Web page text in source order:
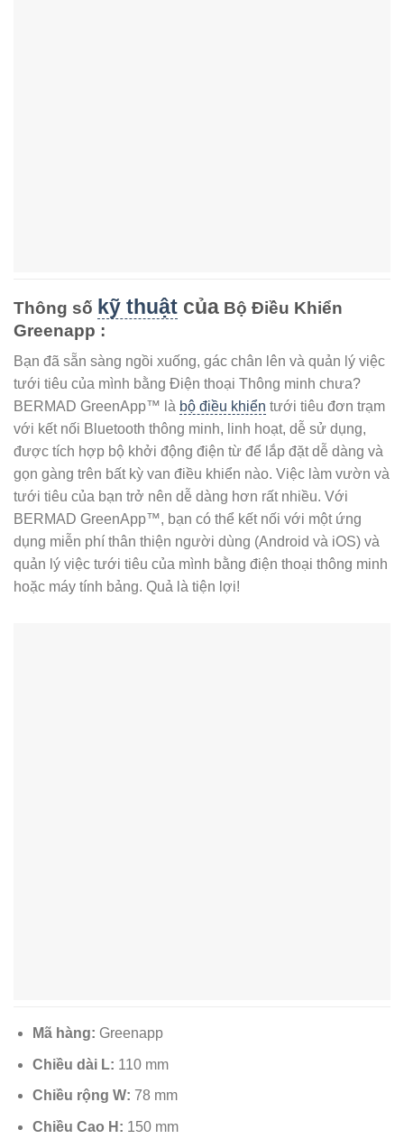
Thông số kỹ thuật của Bộ Điều Khiển
Greenapp :
Bạn đã sẵn sàng ngồi xuống, gác chân lên và quản lý việc
tưới tiêu của mình bằng Điện thoại Thông minh chưa?
BERMAD GreenApp™ là bộ điều khiển tưới tiêu đơn trạm
với kết nối Bluetooth thông minh, linh hoạt, dễ sử dụng,
được tích hợp bộ khởi động điện từ để lắp đặt dễ dàng và
gọn gàng trên bất kỳ van điều khiển nào. Việc làm vườn và
tưới tiêu của bạn trở nên dễ dàng hơn rất nhiều. Với
BERMAD GreenApp™, bạn có thể kết nối với một ứng
dụng miễn phí thân thiện người dùng (Android và iOS) và
quản lý việc tưới tiêu của mình bằng điện thoại thông minh
hoặc máy tính bảng. Quả là tiện lợi!
Mã hàng: Greenapp
Chiều dài L: 110 mm
Chiều rộng W: 78 mm
Chiều Cao H: 150 mm